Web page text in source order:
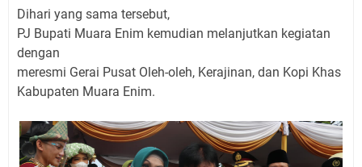
Dihari yang sama tersebut,
PJ Bupati Muara Enim kemudian melanjutkan kegiatan
dengan
meresmi Gerai Pusat Oleh-oleh, Kerajinan, dan Kopi Khas
Kabupaten Muara Enim.